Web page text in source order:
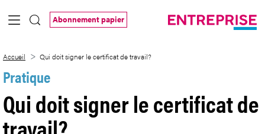
Saut au contenu principal
Abonnement papier
Accueil Qui doit signer le certificat de travail?
Pratique
Qui doit signer le certificat de